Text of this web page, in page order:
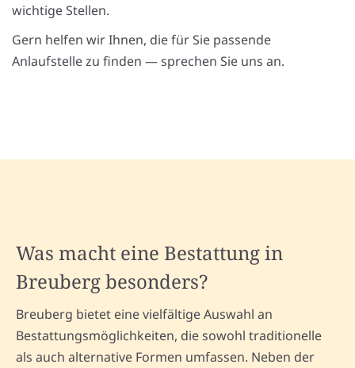
wichtige Stellen.
Gern helfen wir Ihnen, die für Sie passende
Anlaufstelle zu finden — sprechen Sie uns an.
Was macht eine Bestattung in
Breuberg besonders?
Breuberg bietet eine vielfältige Auswahl an
Bestattungsmöglichkeiten, die sowohl traditionelle
als auch alternative Formen umfassen. Neben der